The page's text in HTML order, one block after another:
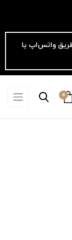
واتس‌اپ یا
0